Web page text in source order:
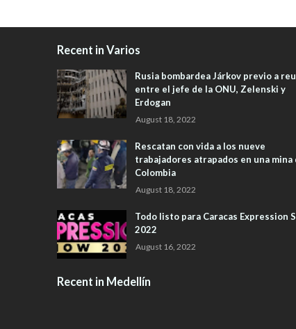
Recent in Varios
Rusia bombardea Járkov previo a
entre el jefe de la ONU, Zelenski y
Erdogan
August 18, 2022
Rescatan con vida a los nueve
trabajadores atrapados en una mina
Colombia
August 18, 2022
Todo listo para Caracas Expression
2022
August 16, 2022
Recent in Medellín